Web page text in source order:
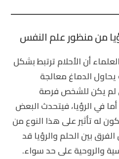
أن الأحلام ترتبط بشكل
الدماغ معالجة
لم يكن للشخص فرصة
في الرؤيا، فيتحدث البعض
له تأثير على هذا النوع من
الفرق بين الحلم والرؤيا قد
والروحية على حد سواء.